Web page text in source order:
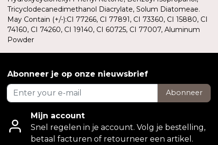
Tricyclodecanedimethanol Diacrylate, Solum Diatomeae.
May Contain (+/-):CI 77266, CI 77891, CI 73360, CI 15880, CI
74160, CI 74260, CI 19140, CI 60725, CI 77007, Aluminum
Powder
Abonneer je op onze nieuwsbrief
Abonneer
Mijn account
Snel regelen in je account. Volg je bestelling,
betaal facturen of retourneer een artikel.